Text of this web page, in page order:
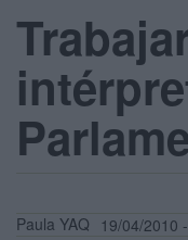
Paula YAQ 19/04/2010